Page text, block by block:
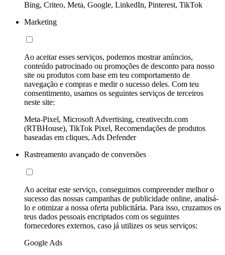
Bing, Criteo, Meta, Google, LinkedIn, Pinterest, TikTok
Marketing
Ao aceitar esses serviços, podemos mostrar anúncios,
conteúdo patrocinado ou promoções de desconto para nosso
site ou produtos com base em teu comportamento de
navegação e compras e medir o sucesso deles. Com teu
consentimento, usamos os seguintes serviços de terceiros
neste site:
Meta-Pixel, Microsoft Advertising, creativecdn.com
(RTBHouse), TikTok Pixel, Recomendações de produtos
baseadas em cliques, Ads Defender
Rastreamento avançado de conversões
Ao aceitar este serviço, conseguimos compreender melhor o
sucesso das nossas campanhas de publicidade online, analisá-
lo e otimizar a nossa oferta publicitária. Para isso, cruzamos os
teus dados pessoais encriptados com os seguintes
fornecedores externos, caso já utilizes os seus serviços:
Google Ads